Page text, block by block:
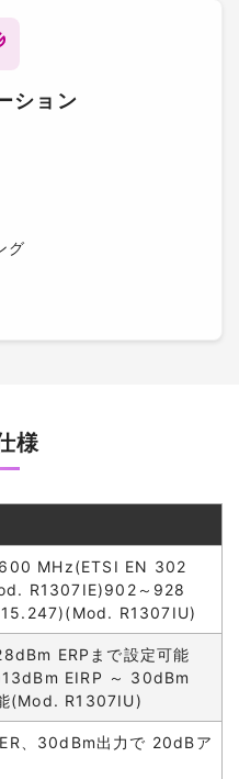
ション
グ
様
MHz(ETSI EN 302
R1307IE)902～928
15.247)(Mod. R1307IU)
ERPまで設定可能
EIRP ～ 30dBm
(Mod. R1307IU)
、30dBm出力で 20dBア